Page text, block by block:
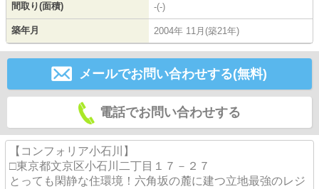
間取り(面積) -(-)
築年月 2004年 11月(築21年)
メールでお問い合わせする(無料)
電話でお問い合わせする
【コンフォリア小石川】
□東京都文京区小石川二丁目１７－２７
とっても閑静な住環境！六角坂の麓に建つ立地最強のレジ